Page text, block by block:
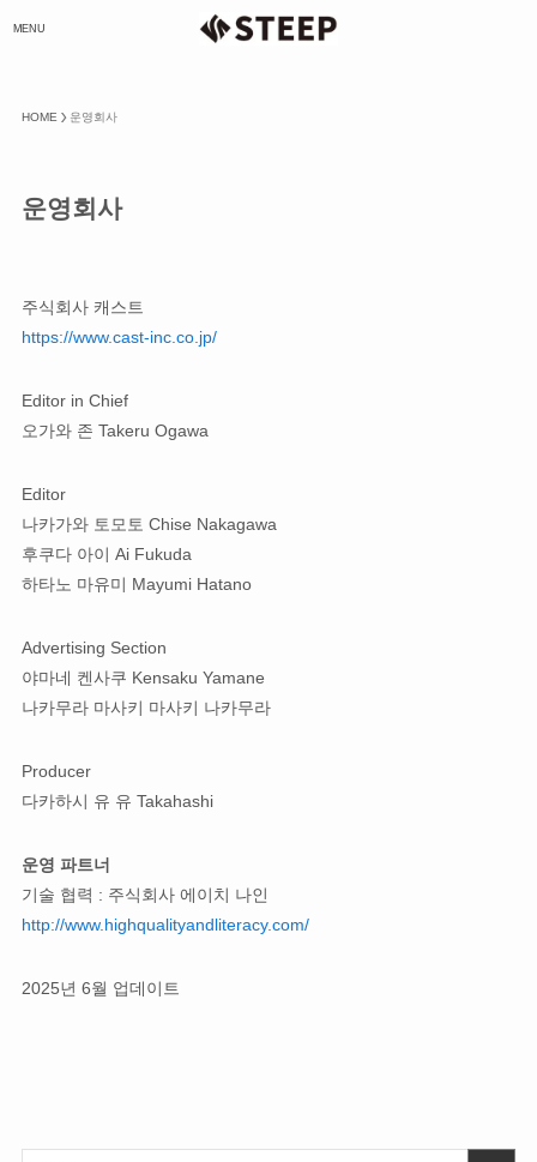
MENU
HOME 운영회사
운영회사
주식회사 캐스트
https://www.cast-inc.co. jp/
Editor in Chief
오가와 존 Takeru Ogawa
Editor
나카가와 토모토 Chise Nakagawa
후쿠다 아이 Ai Fukuda
하타노 마유미 Mayumi Hatano
Advertising Section
야마네 켄사쿠 Kensaku Yamane
나카무라 마사키 마사키 나카무라
Producer
다카하시 유 유 Takahashi
운영 파트너
기술 협력 : 주식회사 에이치 나인
http://www.highqualityandliteracy.com/
2025년 6월 업데이트